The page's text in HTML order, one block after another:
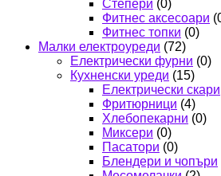
Степери (0)
Фитнес аксесоари
Фитнес топки (0)
Малки електроуреди (72)
Електрически фурни (0)
Кухненски уреди (15)
Електрически скари
Фритюрници (4)
Хлебопекарни (0)
Миксери (0)
Пасатори (0)
Блендери и чопъри